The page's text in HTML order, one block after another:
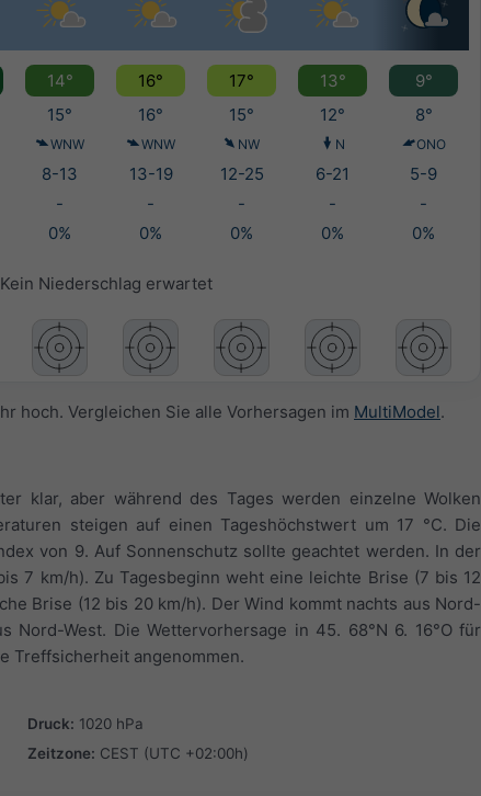
14° 16° 17° 13°
9°
15° 16° 15° 12° 8°
WNW WNW NW N ONO
8-13 13-19 12-25 6-21
5-9
- - - -
-
0% 0% 0% 0% 0%
Kein Niederschlag erwartet
hoch. Vergleichen Sie alle Vorhersagen im MultiModel.
klar, aber während des Tages werden einzelne Wolken
steigen auf einen Tageshöchstwert um 17 °C. Die
von 9. Auf Sonnenschutz sollte geachtet werden. In der
7 km/h). Zu Tagesbeginn weht eine leichte Brise (7 bis 12
Brise (12 bis 20 km/h). Der Wind kommt nachts aus Nord-
Nord-West. Die Wettervorhersage in 45. 68°N 6. 16°O für
Treffsicherheit angenommen.
Druck: 1020 hPa
Zeitzone: CEST (UTC +02:00h)